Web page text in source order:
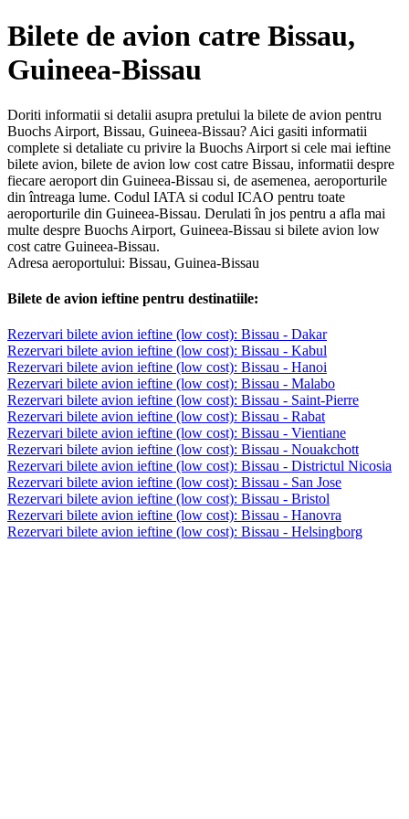
Bilete de avion catre Bissau,
Guineea-Bissau
Doriti informatii si detalii asupra pretului la bilete de avion pentru
Buochs Airport, Bissau, Guineea-Bissau? Aici gasiti informatii
complete si detaliate cu privire la Buochs Airport si cele mai ieftine
bilete avion, bilete de avion low cost catre Bissau, informatii despre
fiecare aeroport din Guineea-Bissau si, de asemenea, aeroporturile
din întreaga lume. Codul IATA si codul ICAO pentru toate
aeroporturile din Guineea-Bissau. Derulati în jos pentru a afla mai
multe despre Buochs Airport, Guineea-Bissau si bilete avion low
cost catre Guineea-Bissau.
Adresa aeroportului: Bissau, Guinea-Bissau
Bilete de avion ieftine pentru destinatiile:
Rezervari bilete avion ieftine (low cost): Bissau - Dakar
Rezervari bilete avion ieftine (low cost): Bissau - Kabul
Rezervari bilete avion ieftine (low cost): Bissau - Hanoi
Rezervari bilete avion ieftine (low cost): Bissau - Malabo
Rezervari bilete avion ieftine (low cost): Bissau - Saint-Pierre
Rezervari bilete avion ieftine (low cost): Bissau - Rabat
Rezervari bilete avion ieftine (low cost): Bissau - Vientiane
Rezervari bilete avion ieftine (low cost): Bissau - Nouakchott
Rezervari bilete avion ieftine (low cost): Bissau - Districtul Nicosia
Rezervari bilete avion ieftine (low cost): Bissau - San Jose
Rezervari bilete avion ieftine (low cost): Bissau - Bristol
Rezervari bilete avion ieftine (low cost): Bissau - Hanovra
Rezervari bilete avion ieftine (low cost): Bissau - Helsingborg